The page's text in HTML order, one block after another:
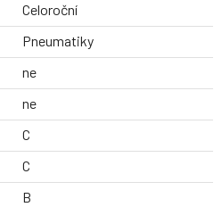
Celoroční
Pneumatiky
ne
ne
C
C
B